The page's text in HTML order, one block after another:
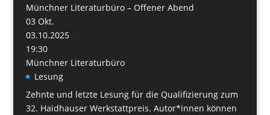
Münchner Literaturbüro – Offener Abend
03 Okt.
03.10.2025
19:30
Münchner Literaturbüro
Lesung
Zehnte und letzte Lesung für die Qualifizierung zum
32. Haidhauser Werkstattpreis. Autor*innen können